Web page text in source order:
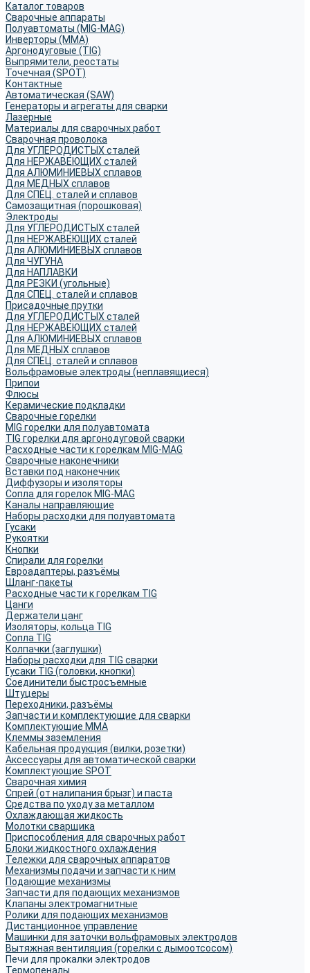
Каталог товаров
Сварочные аппараты
Полуавтоматы (MIG-MAG)
Инверторы (MMA)
Аргонодуговые (TIG)
Выпрямители, реостаты
Точечная (SPOT)
Контактные
Автоматическая (SAW)
Генераторы и агрегаты для сварки
Лазерные
Материалы для сварочных работ
Сварочная проволока
Для УГЛЕРОДИСТЫХ сталей
Для НЕРЖАВЕЮЩИХ сталей
Для АЛЮМИНИЕВЫХ сплавов
Для МЕДНЫХ сплавов
Для СПЕЦ. сталей и сплавов
Самозащитная (порошковая)
Электроды
Для УГЛЕРОДИСТЫХ сталей
Для НЕРЖАВЕЮЩИХ сталей
Для АЛЮМИНИЕВЫХ сплавов
Для ЧУГУНА
Для НАПЛАВКИ
Для РЕЗКИ (угольные)
Для СПЕЦ. сталей и сплавов
Присадочные прутки
Для УГЛЕРОДИСТЫХ сталей
Для НЕРЖАВЕЮЩИХ сталей
Для АЛЮМИНИЕВЫХ сплавов
Для МЕДНЫХ сплавов
Для СПЕЦ. сталей и сплавов
Вольфрамовые электроды (неплавящиеся)
Припои
Флюсы
Керамические подкладки
Сварочные горелки
MIG горелки для полуавтомата
TIG горелки для аргонодуговой сварки
Расходные части к горелкам MIG-MAG
Сварочные наконечники
Вставки под наконечник
Диффузоры и изоляторы
Сопла для горелок MIG-MAG
Каналы направляющие
Наборы расходки для полуавтомата
Гусаки
Рукоятки
Кнопки
Спирали для горелки
Евроадаптеры, разъёмы
Шланг-пакеты
Расходные части к горелкам TIG
Цанги
Держатели цанг
Изоляторы, кольца TIG
Сопла TIG
Колпачки (заглушки)
Наборы расходки для TIG сварки
Гусаки TIG (головки, кнопки)
Соединители быстросъемные
Штуцеры
Переходники, разъёмы
Запчасти и комплектующие для сварки
Комплектующие ММА
Клеммы заземления
Кабельная продукция (вилки, розетки)
Аксессуары для автоматической сварки
Комплектующие SPOT
Сварочная химия
Спрей (от налипания брызг) и паста
Средства по уходу за металлом
Охлаждающая жидкость
Молотки сварщика
Приспособления для сварочных работ
Блоки жидкостного охлаждения
Тележки для сварочных аппаратов
Механизмы подачи и запчасти к ним
Подающие механизмы
Запчасти для подающих механизмов
Клапаны электромагнитные
Ролики для подающих механизмов
Дистанционное управление
Машинки для заточки вольфрамовых электродов
Вытяжная вентиляция (горелки с дымоотсосом)
Печи для прокалки электродов
Термопеналы